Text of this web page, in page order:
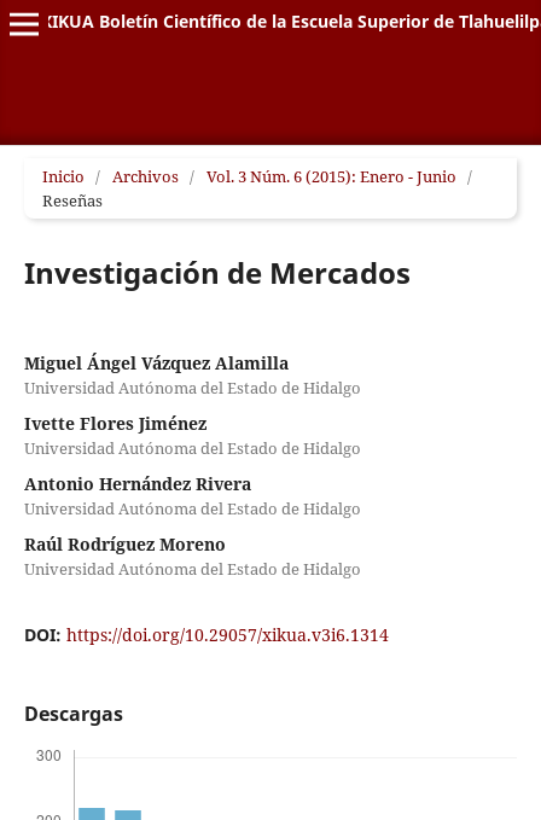
XIKUA Boletín Científico de la Escuela Superior de
Inicio / Archivos / Vol. 3 Núm. 6 (2015): Enero - Junio /
Reseñas
Investigación de Mercados
Miguel Ángel Vázquez Alamilla
Universidad Autónoma del Estado de Hidalgo
Ivette Flores Jiménez
Universidad Autónoma del Estado de Hidalgo
Antonio Hernández Rivera
Universidad Autónoma del Estado de Hidalgo
Raúl Rodríguez Moreno
Universidad Autónoma del Estado de Hidalgo
DOI: https://doi.org/10.29057/xikua.v3i6.1314
Descargas